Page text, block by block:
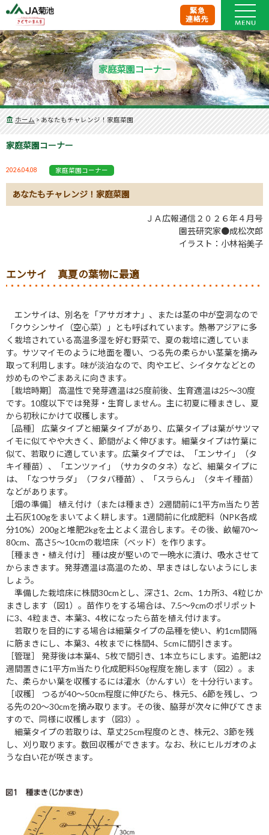
緊急
連絡先
家庭菜園コーナー
ホーム > あなたもチャレンジ！家庭菜園
家庭菜園コーナー
2026.04.08 家庭菜園コーナー
あなたもチャレンジ！家庭菜園
ＪＡ広報通信２０２６年４月号
園芸研究家●成松次郎
イラスト：小林裕美子
エンサイ 真夏の葉物に最適
エンサイは、別名を「アサガオナ」、または茎の中が空洞なので
「クウシンサイ（空心菜）」とも呼ばれています。熱帯アジアに多
く栽培されている高温多湿を好む野菜で、夏の栽培に適していま
す。サツマイモのように地面を覆い、つる先の柔らかい茎葉を摘み
取って利用します。味が淡泊なので、肉やエビ、シイタケなどとの
炒めものやごまあえに向きます。
［栽培時期］ 高温性で発芽適温は25度前後、生育適温は25～30度
です。10度以下では発芽・生育しません。主に初夏に種まきし、夏
から初秋にかけて収穫します。
［品種］ 広葉タイプと細葉タイプがあり、広葉タイプは葉がサツマ
イモに似てやや大きく、節間がよく伸びます。細葉タイプは竹葉に
似て、若取りに適しています。広葉タイプでは、「エンサイ」（タ
キイ種苗）、「エンツァイ」（サカタのタネ）など、細葉タイプに
は、「なつサラダ」（フタバ種苗）、「スラらん」（タキイ種苗）
などがあります。
［畑の準備］ 植え付け（または種まき）2週間前に1平方m当たり苦
土石灰100gをまいてよく耕します。1週間前に化成肥料（NPK各成
分10%）200gと堆肥2kgを土とよく混合します。その後、畝幅70～
80cm、高さ5～10cmの栽培床（ベッド）を作ります。
［種まき・植え付け］ 種は皮が堅いので一晩水に漬け、吸水させて
からまきます。発芽適温は高温のため、早まきはしないようにしま
しょう。
準備した栽培床に株間30cmとし、深さ1、2cm、1カ所3、4粒じか
まきします（図1）。苗作りをする場合は、7.5～9cmのポリポット
に3、4粒まき、本葉3、4枚になったら苗を植え付けます。
若取りを目的にする場合は細葉タイプの品種を使い、約1cm間隔
に筋まきにし、本葉3、4枚までに株間4、5cmに間引きます。
［管理］ 発芽後は本葉4、5枚で間引き、1本立ちにします。追肥は2
週間置きに1平方m当たり化成肥料50g程度を施します（図2）。ま
た、柔らかい葉を収穫するには灌水（かんすい）を十分行います。
［収穫］ つるが40～50cm程度に伸びたら、株元5、6節を残し、つ
る先の20～30cmを摘み取ります。その後、脇芽が次々に伸びてきま
すので、同様に収穫します（図3）。
細葉タイプの若取りは、草丈25cm程度のとき、株元2、3節を残
し、刈り取ります。数回収穫ができます。なお、秋にヒルガオのよ
うな白い花が咲きます。